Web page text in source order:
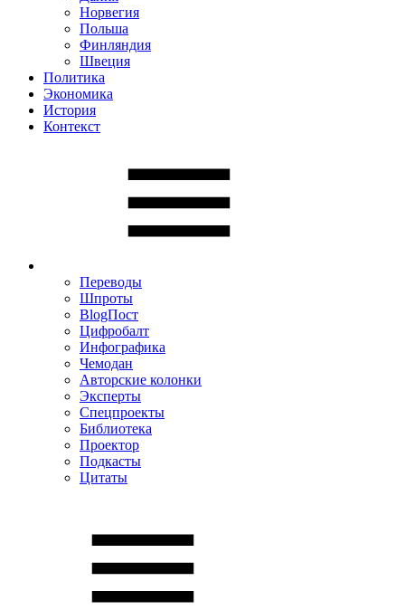
Норвегия
Польша
Финляндия
Швеция
Политика
Экономика
История
Контекст
Переводы
Шпроты
BlogПост
Цифробалт
Инфографика
Чемодан
Авторские колонки
Эксперты
Спецпроекты
Библиотека
Проектор
Подкасты
Цитаты